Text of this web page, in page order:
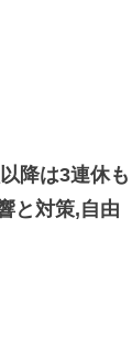
降は3連休も
と対策,自由